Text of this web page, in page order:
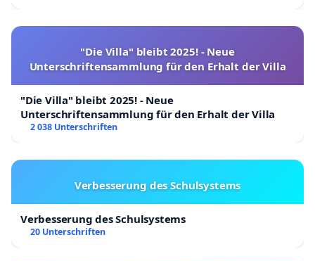
"Die Villa" bleibt 2025! - Neue
Unterschriftensammlung für den Erhalt der Villa
"Die Villa" bleibt 2025! - Neue
Unterschriftensammlung für den Erhalt der Villa
2 038 Unterschriften
Verbesserung des Schulsystems
Verbesserung des Schulsystems
20 Unterschriften